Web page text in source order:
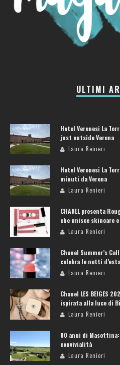
ULTIMI
Hotel Veronesi La
just outside Verona
Laura Renieri
Hotel Veronesi La
minuti da Verona
Laura Renieri
CHANEL presenta
che unisce skincare
Laura Renieri
Chanel Summer’s
celebra le notti
Laura Renieri
Chanel LES BEIGES
ispirata alla luce di
Laura Renieri
80 anni di
convivialità
Laura Renieri